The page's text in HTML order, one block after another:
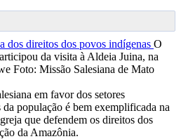
O
da visita à Aldeia Juina, na
Foto: Missão Salesiana de Mato
em favor dos setores
população é bem exemplificada na
que defendem os direitos dos
da Amazônia.